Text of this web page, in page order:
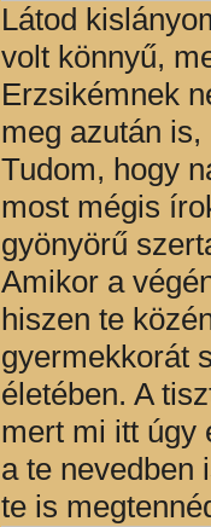
Látod
volt könnyű,
Erzsikémnek
meg azután
Tudom, hogy
most mégis
gyönyörű
Amikor a
hiszen te
gyermekkorát
életében. A
mert mi itt úgy
a te nevedben
te is